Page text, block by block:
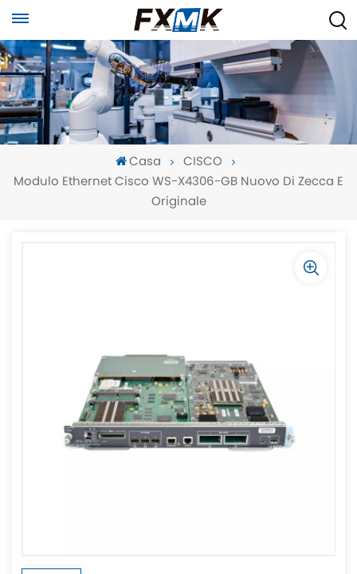
Casa
CISCO
Modulo Ethernet Cisco WS-X4306-GB Nuovo Di Zecca E
Originale